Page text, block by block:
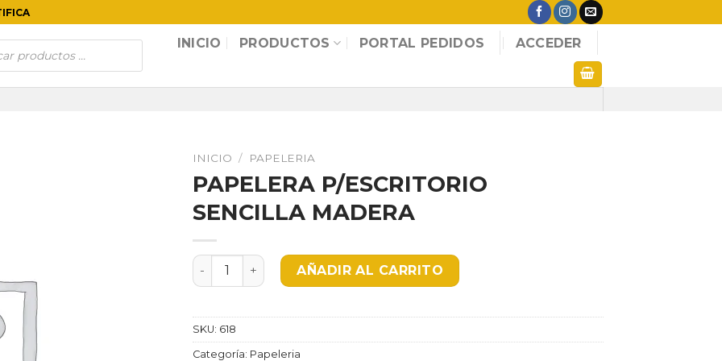
INICIO PRODUCTOS PORTAL PEDIDOS ACCEDER
INICIO / PAPELERIA
PAPELERA P/ESCRITORIO
SENCILLA MADERA
PAPELERA P/ESCRITORIO SENCILLA MADERA cantidad
AÑADIR AL CARRITO
SKU: 618
Categoría: Papeleria